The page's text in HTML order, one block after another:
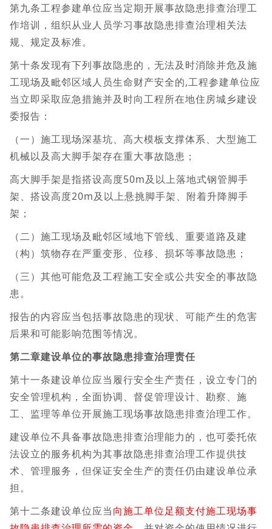
第九条工程参建单位应当定期开展事故隐患排查治理工
作培训，组织从业人员学习事故隐患排查治理相关法
规、规定及标准。
第十条发现有下列事故隐患的，无法及时消除并危及施
工现场及毗邻区域人员生命财产安全的,工程参建单位应
当立即采取应急措施并及时向工程所在地住房城乡建设
委报告：
（一）施工现场深基坑、高大模板支撑体系、大型施工
机械以及高大脚手架存在重大事故隐患；
高大脚手架是指搭设高度50m及以上落地式钢管脚手
架、搭设高度20m及以上悬挑脚手架、附着升降脚手
架；
（二）施工现场及毗邻区域地下管线、重要道路及建
（构）筑物存在严重变形、位移、损坏等事故隐患；
（三）其他可能危及工程施工安全或公共安全的事故隐
患。
报告的内容应当包括事故隐患的现状、可能产生的危害
后果和可能影响范围等情况。
第二章建设单位的事故隐患排查治理责任
第十一条建设单位应当履行安全生产责任，设立专门的
安全管理机构，全面协调、督促管理设计、勘察、施
工、监理等单位开展施工现场事故隐患排查治理工作。
建设单位不具备事故隐患排查治理能力的，也可委托依
法设立的服务机构为其事故隐患排查治理工作提供技
术、管理服务，但保证安全生产的责任仍由建设单位承
担。
第十二条建设单位应当向施工单位足额支付施工现场事